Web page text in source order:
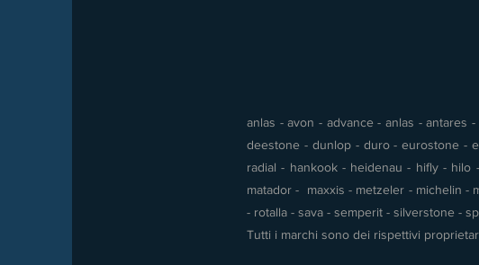
anlas - avon - advance - anlas -
deestone - dunlop - duro - eurostone -
radial - hankook - heidenau - hifly -
matador - maxxis - metzeler - michelin -
- rotalla - sava - semperit - silverstone -
Tutti i marchi sono dei rispettivi